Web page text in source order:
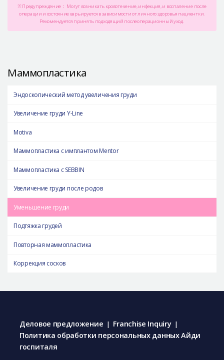
※ Предупреждение： Могут возникать кровотечение, инфекция, и воспаление после
операции и состояние варьируется в зависимости от личного здоровья пациентки.
Рекомендуется принять подходящий послеоперационный уход.
Маммопластика
Эндоскопический метод увеличения груди
Увеличение груди Y-Line
Motiva
Маммопластика с имплантом Mentor
Маммопластика с SEBBIN
Увеличение груди после родов
Уменьшение груди
Подтяжка грудей
Повторная маммопластика
Коррекция сосков
Деловое предложение | Franchise Inquiry |
Политика обработки персональных данных Айди
госпиталя